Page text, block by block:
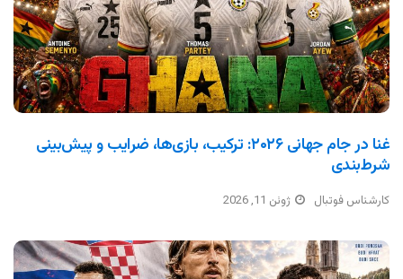
غنا در جام جهانی ۲۰۲۶: ترکیب، بازی‌ها، ضرایب و پیش‌بینی
شرط‌بندی
کارشناس فوتبال ژوئن 11, 2026